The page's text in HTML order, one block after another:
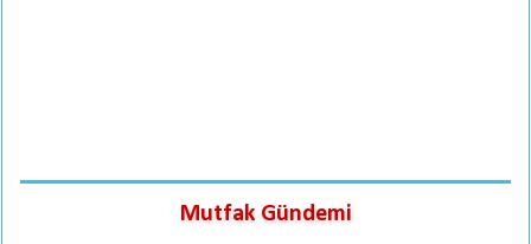
Mutfak Gündemi